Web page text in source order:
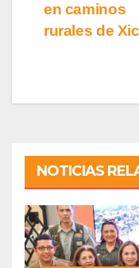
en caminos
rurales de
NOTICIAS